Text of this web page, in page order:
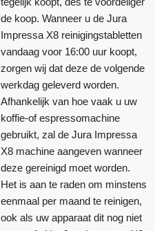
de koop. Wanneer u de Jura
Impressa X8 reinigingstabletten
vandaag voor 16:00 uur koopt,
zorgen wij dat deze de volgende
werkdag geleverd worden.
Afhankelijk van hoe vaak u uw
koffie-of espressomachine
gebruikt, zal de Jura Impressa
X8 machine aangeven wanneer
deze gereinigd moet worden.
Het is aan te raden om minstens
eenmaal per maand te reinigen,
ook als uw apparaat dit nog niet